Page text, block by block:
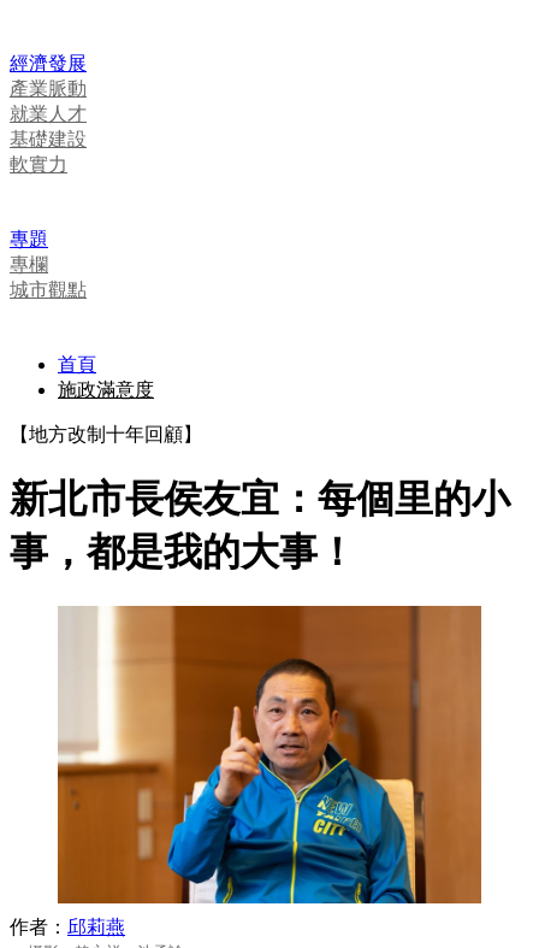
經濟發展
產業脈動
就業人才
基礎建設
軟實力
專題
專欄
城市觀點
首頁
施政滿意度
【地方改制十年回顧】
新北市長侯友宜：每個里的小
事，都是我的大事！
作者： 邱莉燕